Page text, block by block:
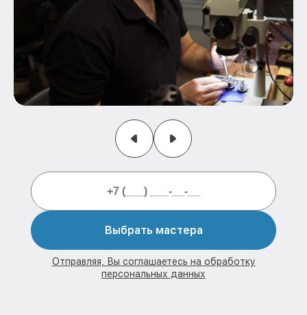
Выбрать мастера
Отправляя, Вы соглашаетесь на обработку
персональных данных